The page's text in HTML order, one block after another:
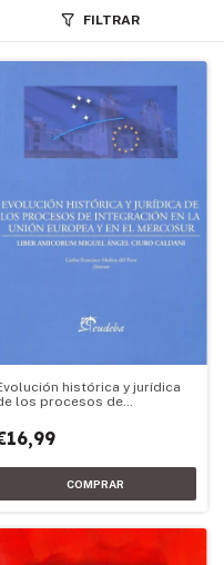
FILTRAR
histórica y jurídica
los procesos de
y el Mercosur